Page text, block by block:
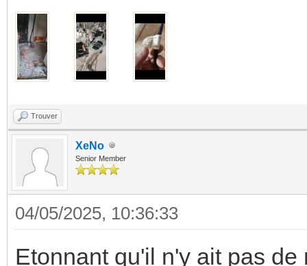
Trouver
XeNo
Senior Member
04/05/2025, 10:36:33
Etonnant qu'il n'y ait pas